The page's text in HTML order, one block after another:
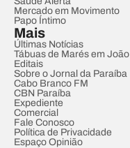
Mercado em Movimento
Papo Íntimo
Mais
Últimas Notícias
Tábuas de Marés em
Editais
Sobre o Jornal da Paraíba
Cabo Branco FM
CBN Paraíba
Expediente
Comercial
Fale Conosco
Política de Privacidade
Espaço Opinião